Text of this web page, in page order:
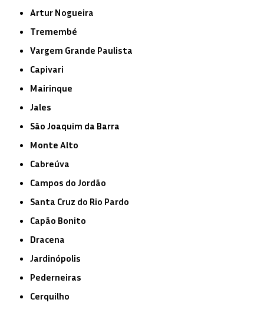
Artur Nogueira
Tremembé
Vargem Grande Paulista
Capivari
Mairinque
Jales
São Joaquim da Barra
Monte Alto
Cabreúva
Campos do Jordão
Santa Cruz do Rio Pardo
Capão Bonito
Dracena
Jardinópolis
Pederneiras
Cerquilho